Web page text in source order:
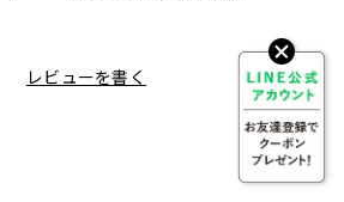
ト
写
として食卓に出せるのも便
利です。洗い物も減って一
メッセージカードで姉から
のメッセージに少しうるっ
ときてしまいました。姉の
しい
も親
夫婦
ーク
休憩
のが
レビューを書く